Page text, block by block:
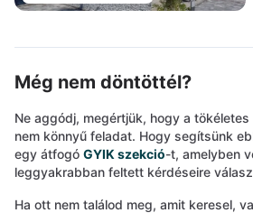
Még nem döntöttél?
Ne aggódj, megértjük, hogy a
nem könnyű feladat. Hogy segítsünk
egy átfogó GYIK szekció-t, amelyben
leggyakrabban feltett kérdéseire
Ha ott nem találod meg, amit keresel,